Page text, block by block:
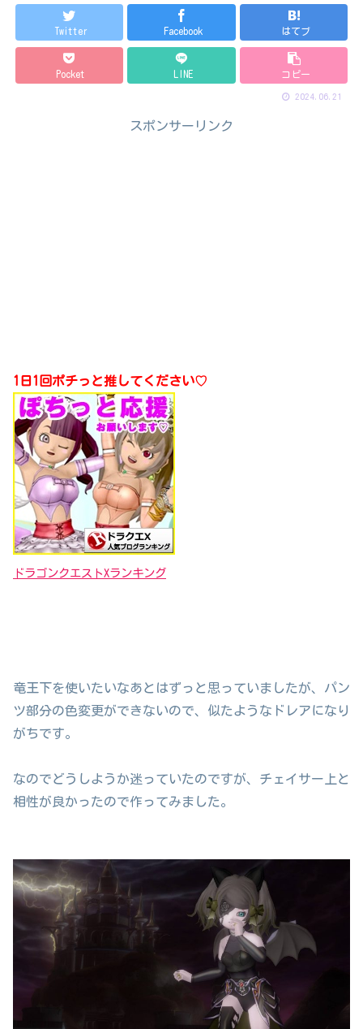
Twitter Facebook はてブ
Pocket LINE コピー
2024.06.21
スポンサーリンク
1日1回ポチっと推してください♡
ドラゴンクエストXランキング
竜王下を使いたいなあとはずっと思っていましたが、パン
ツ部分の色変更ができないので、似たようなドレアになり
がちです。
なのでどうしようか迷っていたのですが、チェイサー上と
相性が良かったので作ってみました。